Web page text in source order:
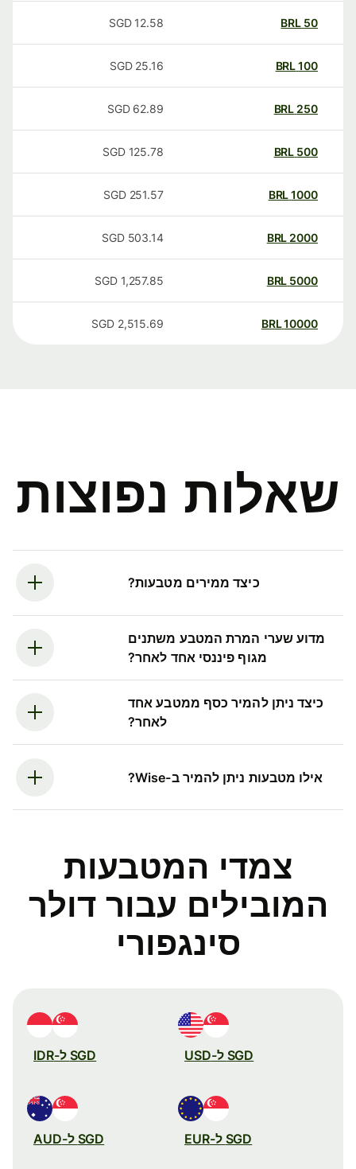
50
BRL
12.58
SGD
100
BRL
25.16
SGD
250
BRL
62.89
SGD
500
BRL
125.78
SGD
1000
BRL
251.57
SGD
2000
BRL
503.14
SGD
5000
BRL
1,257.85
SGD
10000
BRL
2,515.69
SGD
שאלות נפוצות
כיצד ממירים מטבעות?
מדוע שערי המרת המטבע משתנים
מגוף פיננסי אחד לאחר?
כיצד ניתן להמיר כסף ממטבע אחד
לאחר?
אילו מטבעות ניתן להמיר ב-Wise?
צמדי המטבעות
המובילים עבור דולר
סינגפורי
SGD ל-USD SGD ל-IDR
SGD ל-EUR SGD ל-AUD